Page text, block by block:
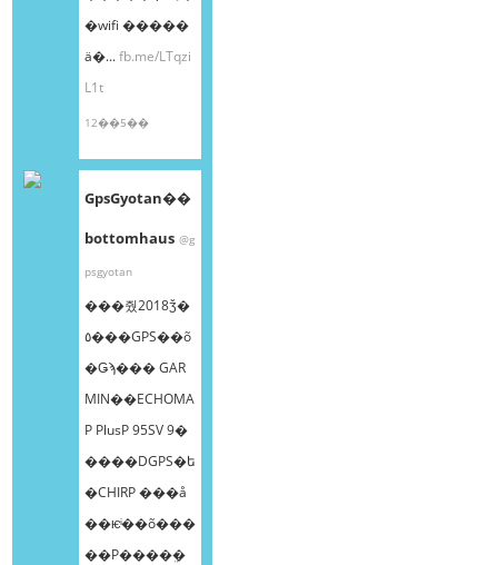
�wifi �����
ä�...fb.me/LTqzi
L1t
12��5��
GpsGyotan��
bottomhaus @g
psgyotan
���줬2018ǯ�
٥���GPS��õ
�Ǥϡ��� GAR
MIN��ECHOMA
P PlusP 95SV 9�
����DGPS�ե
�CHIRP ���å
��ѥͥ��õ���
��Ρ����ܸ�